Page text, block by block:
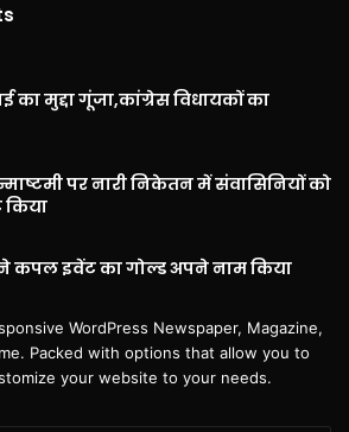
मुद्दा गूंजा,कांग्रेस विधायकों का
पर नारी निकेतन में संवासिनियों को
कपल इवेंट का गोल्ड अपने नाम किया
WordPress Newspaper, Magazine,
Packed with options that allow you to
your website to your needs.